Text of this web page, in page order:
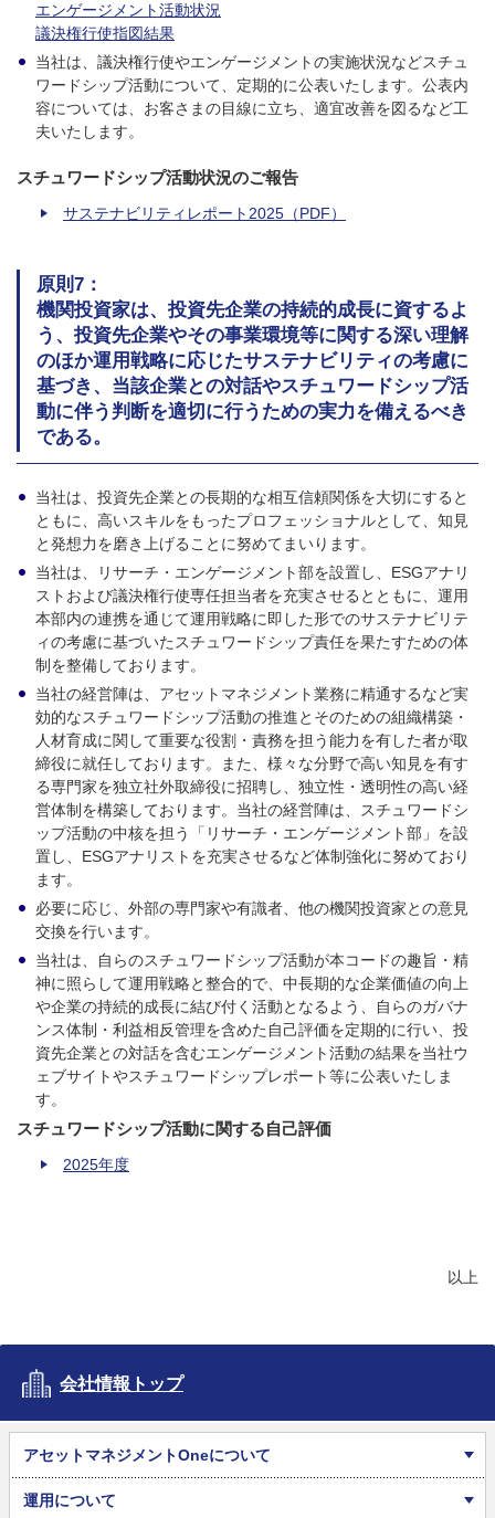
エンゲージメント活動状況
議決権行使指図結果
当社は、議決権行使やエンゲージメントの実施状況などスチュ
ワードシップ活動について、定期的に公表いたします。公表内
容については、お客さまの目線に立ち、適宜改善を図るなど工
夫いたします。
スチュワードシップ活動状況のご報告
サステナビリティレポート2025（PDF）
原則7：
機関投資家は、投資先企業の持続的成長に資するよ
う、投資先企業やその事業環境等に関する深い理解
のほか運用戦略に応じたサステナビリティの考慮に
基づき、当該企業との対話やスチュワードシップ活
動に伴う判断を適切に行うための実力を備えるべき
である。
当社は、投資先企業との長期的な相互信頼関係を大切にすると
ともに、高いスキルをもったプロフェッショナルとして、知見
と発想力を磨き上げることに努めてまいります。
当社は、リサーチ・エンゲージメント部を設置し、ESGアナリ
ストおよび議決権行使専任担当者を充実させるとともに、運用
本部内の連携を通じて運用戦略に即した形でのサステナビリテ
ィの考慮に基づいたスチュワードシップ責任を果たすための体
制を整備しております。
当社の経営陣は、アセットマネジメント業務に精通するなど実
効的なスチュワードシップ活動の推進とそのための組織構築・
人材育成に関して重要な役割・責務を担う能力を有した者が取
締役に就任しております。また、様々な分野で高い知見を有す
る専門家を独立社外取締役に招聘し、独立性・透明性の高い経
営体制を構築しております。当社の経営陣は、スチュワードシ
ップ活動の中核を担う「リサーチ・エンゲージメント部」を設
置し、ESGアナリストを充実させるなど体制強化に努めており
ます。
必要に応じ、外部の専門家や有識者、他の機関投資家との意見
交換を行います。
当社は、自らのスチュワードシップ活動が本コードの趣旨・精
神に照らして運用戦略と整合的で、中長期的な企業価値の向上
や企業の持続的成長に結び付く活動となるよう、自らのガバナ
ンス体制・利益相反管理を含めた自己評価を定期的に行い、投
資先企業との対話を含むエンゲージメント活動の結果を当社ウ
ェブサイトやスチュワードシップレポート等に公表いたしま
す。
スチュワードシップ活動に関する自己評価
2025年度
以上
会社情報トップ
アセットマネジメントOneについて
運用について